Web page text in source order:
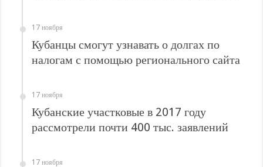
В Краснодарском крае с начала года капитально отремонтировали 209
Важные правила обращения в вашу страховую компанию
В городах и районах Кубани отметили День России
17 ноября
Кубанцы смогут узнавать о долгах по
налогам с помощью регионального сайта
17 ноября
Кубанские участковые в 2017 году
рассмотрели почти 400 тыс. заявлений
17 ноября